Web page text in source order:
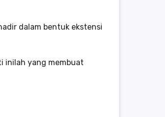
dalam bentuk ekstensi
inilah yang membuat